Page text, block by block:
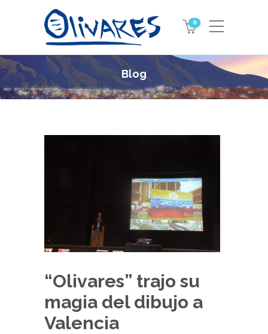
0
Blog
“Olivares” trajo su
magia del dibujo a
Valencia